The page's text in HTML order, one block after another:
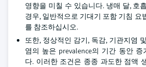
영향을 미칠 수 있습니다. 냉매 달, 호
경우, 일반적으로 기대기 포함 기침 요
를 참조하십시오.
또한, 정상적인 감기, 독감, 기관지염
염의 높은 prevalence의 기간 동안 증
다. 이러한 조건은 종종 과도한 점액